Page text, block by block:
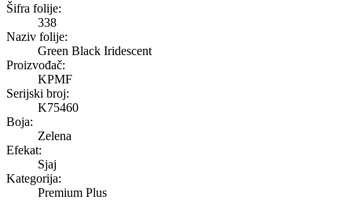
Green Black Iridescent
Šifra folije:
338
Naziv folije:
Green Black Iridescent
Proizvođač:
KPMF
Serijski broj:
K75460
Boja:
Zelena
Efekat:
Sjaj
Kategorija:
Premium Plus